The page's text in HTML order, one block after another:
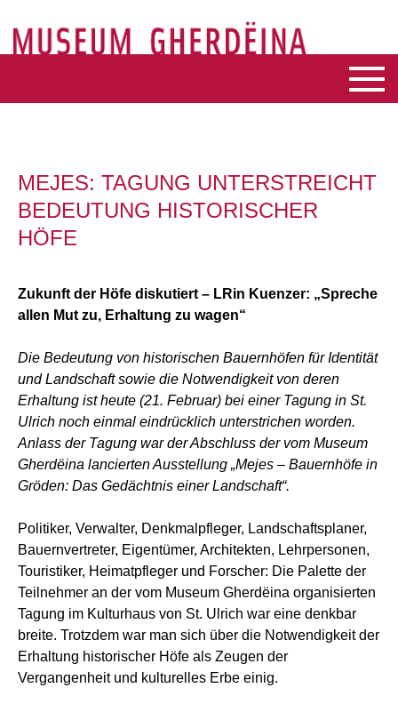
MEJES: TAGUNG UNTERSTREICHT
BEDEUTUNG HISTORISCHER
HÖFE
Zukunft der Höfe diskutiert – LRin Kuenzer: „Spreche
allen Mut zu, Erhaltung zu wagen“
Die Bedeutung von historischen Bauernhöfen für Identität
und Landschaft sowie die Notwendigkeit von deren
Erhaltung ist heute (21. Februar) bei einer Tagung in St.
Ulrich noch einmal eindrücklich unterstrichen worden.
Anlass der Tagung war der Abschluss der vom Museum
Gherdëina lancierten Ausstellung „Mejes – Bauernhöfe in
Gröden: Das Gedächtnis einer Landschaft“.
Politiker, Verwalter, Denkmalpfleger, Landschaftsplaner,
Bauernvertreter, Eigentümer, Architekten, Lehrpersonen,
Touristiker, Heimatpfleger und Forscher: Die Palette der
Teilnehmer an der vom Museum Gherdëina organisierten
Tagung im Kulturhaus von St. Ulrich war eine denkbar
breite. Trotzdem war man sich über die Notwendigkeit der
Erhaltung historischer Höfe als Zeugen der
Vergangenheit und kulturelles Erbe einig.